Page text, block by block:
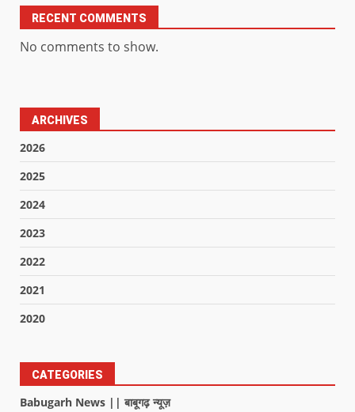
RECENT COMMENTS
No comments to show.
ARCHIVES
2026
2025
2024
2023
2022
2021
2020
CATEGORIES
Babugarh News || बाबूगढ़ न्यूज़